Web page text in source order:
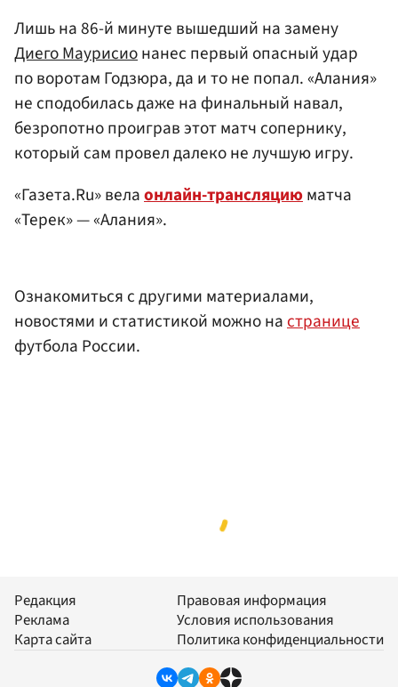
Лишь на 86-й минуте вышедший на замену
Диего Маурисионанес первый опасный удар
по воротам Годзюра, да и то не попал. «Алания»
не сподобилась даже на финальный навал,
безропотно проиграв этот матч сопернику,
который сам провел далеко не лучшую игру.
«Газета.Ru» велаонлайн-трансляциюматча
«Терек» — «Алания».
Ознакомиться с другими материалами,
новостями и статистикой можно настранице
футбола России.
Редакция
Реклама
Карта сайта
Правовая информация
Условия использования
Политика конфиденциальности